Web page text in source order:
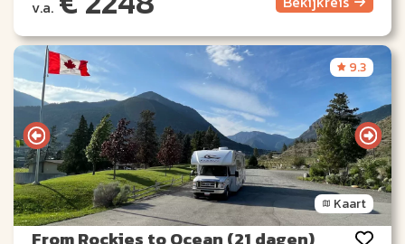
v.a.
9.3
Kaart